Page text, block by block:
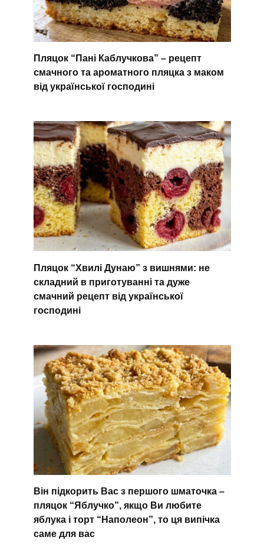
Пляцок “Пані Каблучкова” – рецепт
смачного та ароматного пляцка з маком
від української господині
Пляцок “Хвилі Дунаю” з вишнями: не
складний в приготуванні та дуже
смачний рецепт від української
господині
Він підкорить Вас з першого шматочка –
пляцок “Яблучко”, якщо Ви любите
яблука і торт “Наполеон”, то ця випічка
саме для вас